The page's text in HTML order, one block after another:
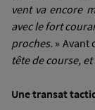
vent va encore
avec le fort
proches. » Avant
tête de course,
Une transat